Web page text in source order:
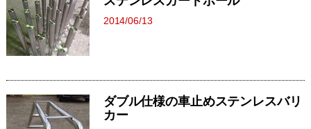
2014/06/13
ダブル仕様の車止めステンレスバリ
カー